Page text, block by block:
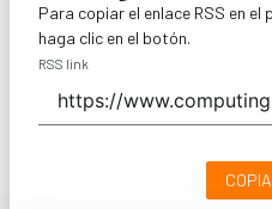
Para copiar el enlace RSS en el
haga clic en el botón.
RSS link